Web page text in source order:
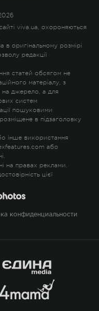
viva.ua, охороняються
в оригінальному розмірі
редакції
статей обсягом не
матеріалу, з
на джерело, а для
систем
пошуковими
в підзаголовку
інше використання
або
на правах реклами.
цієї
конфиденциальности